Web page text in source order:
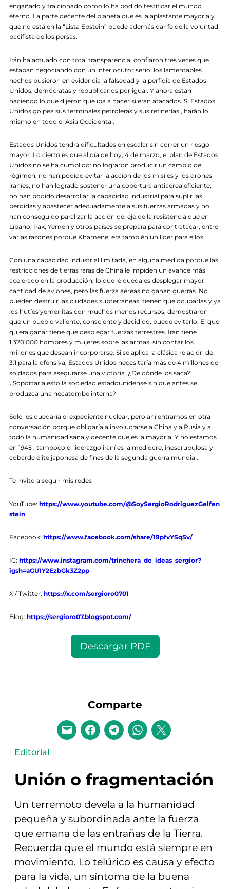
engañado y traicionado como lo ha podido testificar el mundo
eterno. La parte decente del planeta que es la aplastante mayoría y
que no está en la “Lista Epstein” puede además dar fe de la voluntad
pacifista de los persas.
Irán ha actuado con total transparencia, confiaron tres veces que
estaban negociando con un interlocutor serio, los lamentables
hechos pusieron en evidencia la falsedad y la perfidia de Estados
Unidos, demócratas y republicanos por igual. Y ahora están
haciendo lo que dijeron que iba a hacer si eran atacados. Si Estados
Unidos golpea sus terminales petroleras y sus refinerías , harán lo
mismo en todo el Asia Occidental.
Estados Unidos tendrá dificultades en escalar sin correr un riesgo
mayor. Lo cierto es que al día de hoy, 4 de marzo, el plan de Estados
Unidos no se ha cumplido: no lograron producir un cambio de
régimen, no han podido evitar la acción de los misiles y los drones
iraníes, no han logrado sostener una cobertura antiaérea eficiente,
no han podido desarrollar la capacidad industrial para suplir las
pérdidas y abastecer adecuadamente a sus fuerzas armadas y no
han conseguido paralizar la acción del eje de la resistencia que en
Líbano, Irak, Yemen y otros países se prepara para contratacar, entre
varias razones porque Khamenei era también un líder para ellos.
Con una capacidad industrial limitada, en alguna medida porque las
restricciones de tierras raras de China le impiden un avance más
acelerado en la producción, lo que le queda es desplegar mayor
cantidad de aviones, pero las fuerza aéreas no ganan guerras. No
pueden destruir las ciudades subterráneas, tienen que ocuparlas y ya
los hutíes yemenitas con muchos menos recursos, demostraron
que un pueblo valiente, consciente y decidido, puede evitarlo. El que
quiera ganar tiene que desplegar fuerzas terrestres. Irán tiene
1.370.000 hombres y mujeres sobre las armas, sin contar los
millones que desean incorporarse. Si se aplica la clásica relación de
3:1 para la ofensiva, Estados Unidos necesitaría más de 4 millones de
soldados para asegurarse una victoria. ¿De dónde los saca?
¿Soportaría esto la sociedad estadounidense sin que antes se
produzca una hecatombe interna?
Solo les quedaría el expediente nuclear, pero ahí entramos en otra
conversación porque obligaría a involucrarse a China y a Rusia y a
todo la humanidad sana y decente que es la mayoría. Y no estamos
en 1945 , tampoco el liderazgo iraní es la mediocre, inescrupulosa y
cobarde élite japonesa de fines de la segunda guerra mundial.
Te invito a seguir mis redes
YouTube: https://www.youtube.com/@SoySergioRodriguezGelfen
stein
Facebook: https://www.facebook.com/share/19pfvYSqSv/
IG: https://www.instagram.com/trinchera_de_ideas_sergior?
igsh=aGU1Y2EzbGk3Z2pp
X / Twitter: https://x.com/sergioro0701
Blog: https://sergioro07.blogspot.com/
Descargar PDF
Comparte
Editorial
Unión o fragmentación
Un terremoto devela a la humanidad
pequeña y subordinada ante la fuerza
que emana de las entrañas de la Tierra.
Recuerda que el mundo está siempre en
movimiento. Lo telúrico es causa y efecto
para la vida, un síntoma de la buena